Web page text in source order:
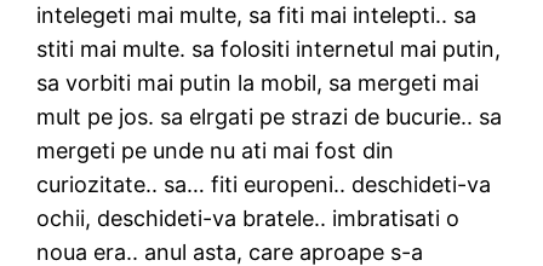
intelegeti mai multe, sa fiti mai intelepti.. sa
stiti mai multe. sa folositi internetul mai putin,
sa vorbiti mai putin la mobil, sa mergeti mai
mult pe jos. sa elrgati pe strazi de bucurie.. sa
mergeti pe unde nu ati mai fost din
curiozitate.. sa… fiti europeni.. deschideti-va
ochii, deschideti-va bratele.. imbratisati o
noua era.. anul asta, care aproape s-a